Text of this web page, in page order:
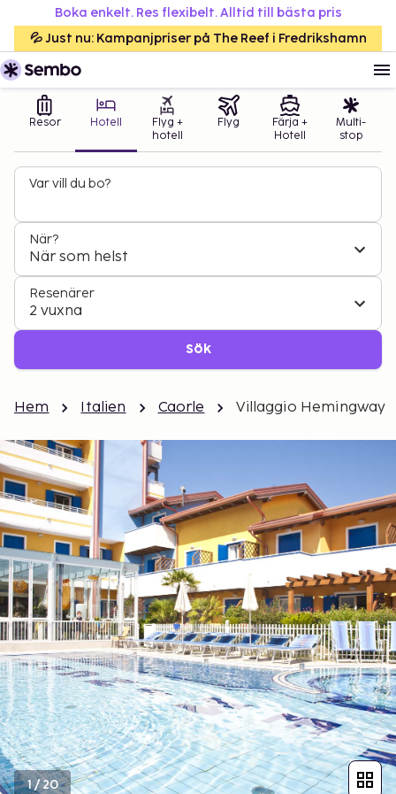
Boka enkelt. Res flexibelt. Alltid till bästa pris
💦 Just nu: Kampanjpriser på The Reef i Fredrikshamn
Resor Hotell
Flyg +
hotell
Flyg
Färja +
Hotell
Multi-
stop
Var vill du bo?
När?
När som helst
Resenärer
2 vuxna
Sök
Hem Italien Caorle Villaggio Hemingway
1/20